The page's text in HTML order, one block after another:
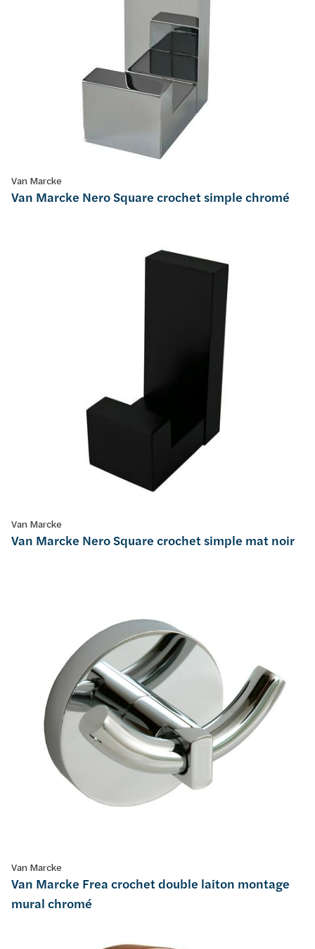
Van Marcke
Van Marcke Nero Square crochet simple chromé
Van Marcke
Van Marcke Nero Square crochet simple mat noir
Van Marcke
Van Marcke Frea crochet double laiton montage
mural chromé